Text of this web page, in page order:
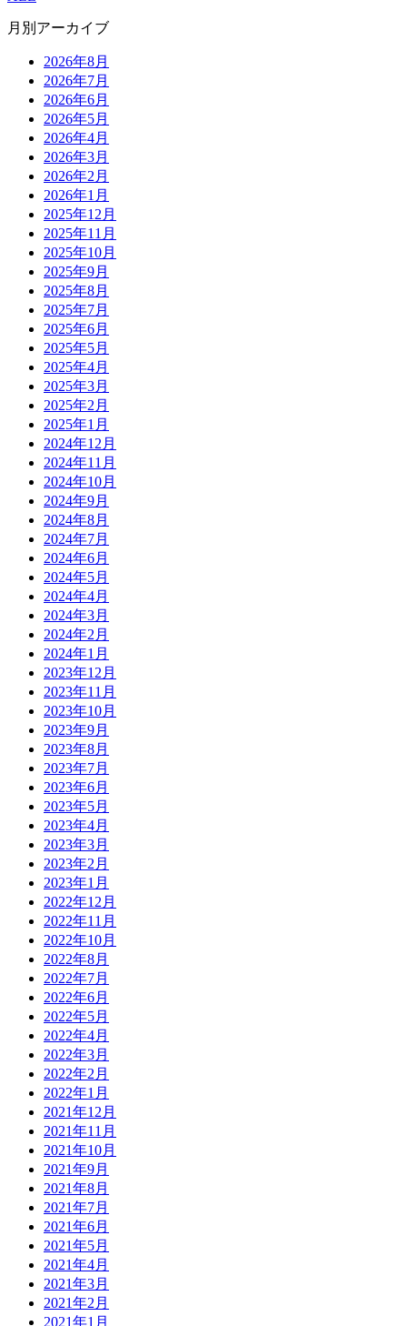
月別アーカイブ
2026年8月
2026年7月
2026年6月
2026年5月
2026年4月
2026年3月
2026年2月
2026年1月
2025年12月
2025年11月
2025年10月
2025年9月
2025年8月
2025年7月
2025年6月
2025年5月
2025年4月
2025年3月
2025年2月
2025年1月
2024年12月
2024年11月
2024年10月
2024年9月
2024年8月
2024年7月
2024年6月
2024年5月
2024年4月
2024年3月
2024年2月
2024年1月
2023年12月
2023年11月
2023年10月
2023年9月
2023年8月
2023年7月
2023年6月
2023年5月
2023年4月
2023年3月
2023年2月
2023年1月
2022年12月
2022年11月
2022年10月
2022年8月
2022年7月
2022年6月
2022年5月
2022年4月
2022年3月
2022年2月
2022年1月
2021年12月
2021年11月
2021年10月
2021年9月
2021年8月
2021年7月
2021年6月
2021年5月
2021年4月
2021年3月
2021年2月
2021年1月